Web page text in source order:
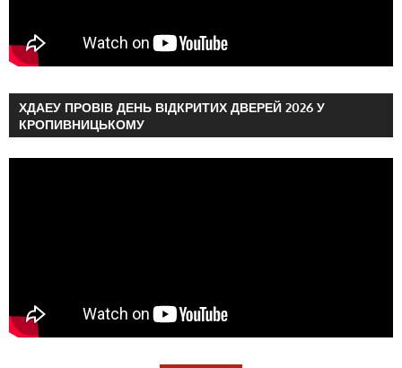
ХДАЕУ ПРОВІВ ДЕНЬ ВІДКРИТИХ ДВЕРЕЙ 2026 У
КРОПИВНИЦЬКОМУ